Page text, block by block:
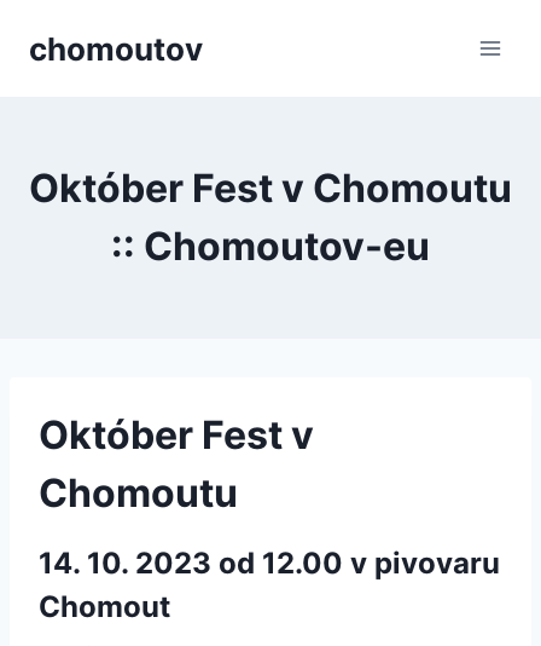
chomoutov
Október Fest v Chomoutu
:: Chomoutov-eu
Október Fest v
Chomoutu
14. 10. 2023 od 12.00 v pivovaru
Chomout